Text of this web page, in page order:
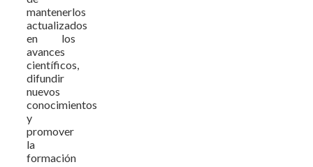
mantenerlos
actualizados
en los
avances
científicos,
difundir
nuevos
conocimientos
y
promover
la
formación